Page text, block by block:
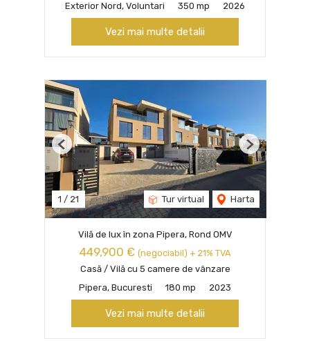
Exterior Nord, Voluntari
350 mp 2026
Vezi mai multe detalii
1 / 21 Tur virtual Harta
Previous Next
Vilă de lux în zona Pipera, Rond OMV
449,900 € (negociabil) + 21% TVA
Casă / Vilă cu 5 camere de vânzare
Pipera, Bucuresti
180 mp 2023
Vezi mai multe detalii